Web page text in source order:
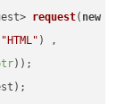
request( new
"HTML" ) ,
))